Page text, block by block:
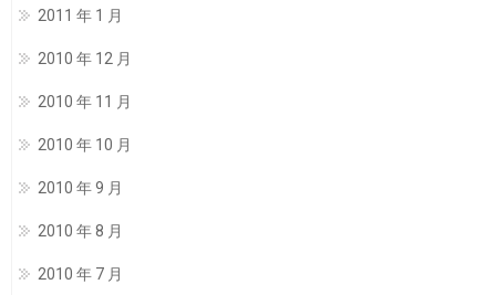
2011 年 1 月
2010 年 12 月
2010 年 11 月
2010 年 10 月
2010 年 9 月
2010 年 8 月
2010 年 7 月